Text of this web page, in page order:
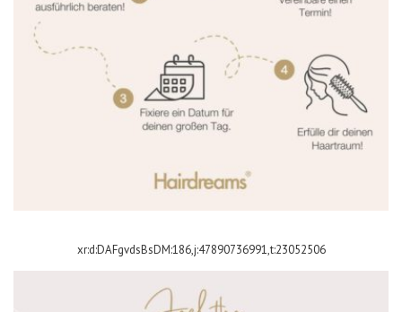
xr:d:DAFgvdsBsDM:186,j:47890736991,t:23052506